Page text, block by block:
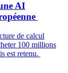
AI
de calcul
100 millions
est retenu.